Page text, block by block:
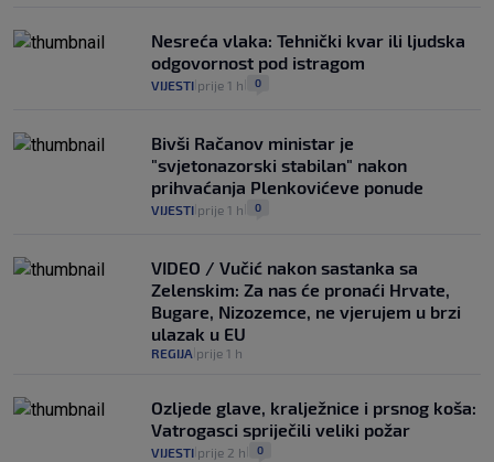
Nesreća vlaka: Tehnički kvar ili ljudska
odgovornost pod istragom
VIJESTI prije 1 h 0
Bivši Račanov ministar je
"svjetonazorski stabilan" nakon
prihvaćanja Plenkovićeve ponude
VIJESTI prije 1 h 0
VIDEO / Vučić nakon sastanka sa
Zelenskim: Za nas će pronaći Hrvate,
Bugare, Nizozemce, ne vjerujem u brzi
ulazak u EU
REGIJA prije 1 h
Ozljede glave, kralježnice i prsnog koša:
Vatrogasci spriječili veliki požar
VIJESTI prije 2 h 0